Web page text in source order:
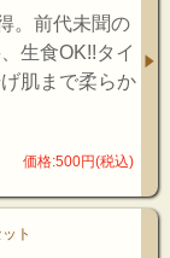
。前代未聞の
生食OK!!タイ
肌まで柔らか
価格:500円(税込)
ト